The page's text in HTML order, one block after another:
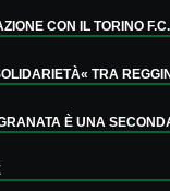
CON IL TORINO
TRA
È UNA